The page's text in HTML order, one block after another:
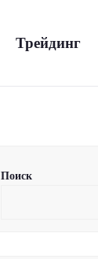
Трейдинг
Поиск